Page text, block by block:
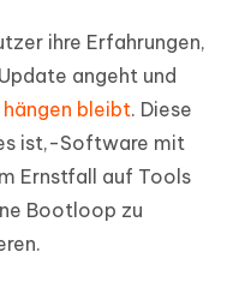
ihre Erfahrungen,
angeht und
bleibt. Diese
ist,-Software mit
Ernstfall auf Tools
Bootloop zu